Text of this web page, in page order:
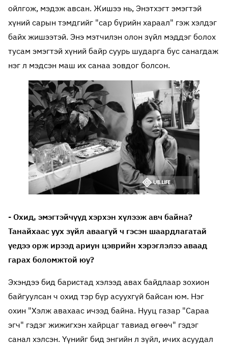
ойлгож, мэдэж авсан. Жишээ нь, Энэтхэгт эмэгтэй
хүний сарын тэмдгийг "сар бүрийн хараал" гэж хэлдэг
байх жишээтэй. Энэ мэтчилэн олон зүйл мэддэг болох
тусам эмэгтэй хүний байр суурь шударга бус санагдаж
нэг л мэдсэн маш их санаа зовдог болсон.
- Охид, эмэгтэйчүүд хэрхэн хүлээж авч байна?
Танайхаас уух зүйл аваагүй ч гэсэн шаардлагатай
үедээ орж ирээд ариун цэврийн хэрэглэлээ аваад
гарах боломжтой юу?
Эхэндээ бид баристад хэлээд авах байдлаар зохион
байгуулсан ч охид тэр бүр асуухгүй байсан юм. Нэг
охин "Хэлж авахаас ичээд байна. Нууц газар "Сараа
эгч" гэдэг жижигхэн хайрцаг тавиад өгөөч" гэдэг
санал хэлсэн. Үүнийг бид энгийн л зүйл, ичих асуудал